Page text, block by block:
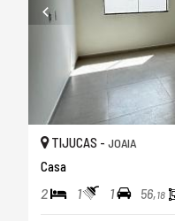
TIJUCAS - JOAIA
Casa
2 1 1 56,18